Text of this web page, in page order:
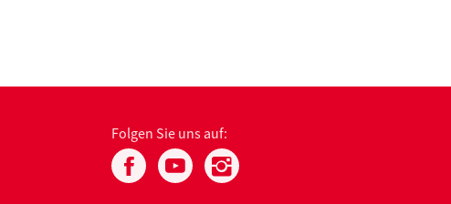
Folgen Sie uns auf: